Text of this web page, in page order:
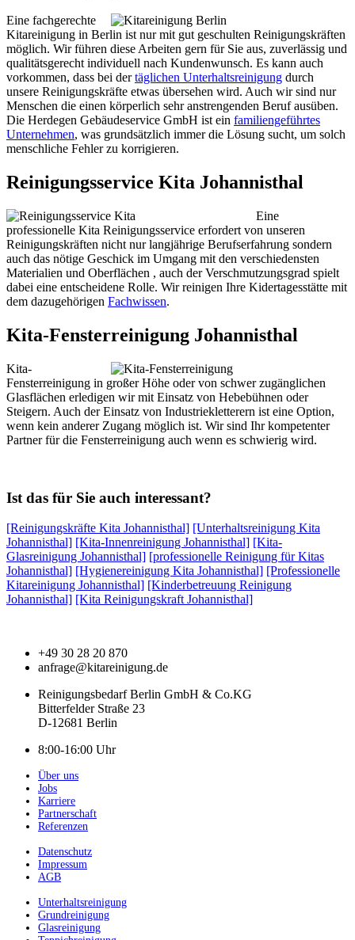
Eine fachgerechte
Kitareinigung in Berlin ist nur mit gut geschulten Reinigungskräften
möglich. Wir führen diese Arbeiten gern für Sie aus, zuverlässig und
qualitätsgerecht individuell nach Kundenwunsch. Es kann auch
vorkommen, dass bei dertäglichen Unterhaltsreinigung durch
unsere Reinigungskräfte etwas übersehen wird. Auch wir sind nur
Menschen die einen körperlich sehr anstrengenden Beruf ausüben.
Die Herdegen Gebäudeservice GmbH ist ein familiengeführtes
Unternehmen, was grundsätzlich immer die Lösung sucht, um solch
menschliche Fehler zu korrigieren.
Reinigungsservice Kita Johannisthal
Eine
professionelle Kita Reinigungsservice erfordert von unseren
Reinigungskräften nicht nur langjährige Berufserfahrung sondern
auch das nötige Geschick im Umgang mit den verschiedensten
Materialien und Oberflächen , auch der Verschmutzungsgrad spielt
dabei eine entscheidene Rolle. Wir reinigen Ihre Kidertagesstätte mit
dem dazugehörigen Fachwissen.
Kita-Fensterreinigung Johannisthal
Kita-
Fensterreinigung in großer Höhe oder von schwer zugänglichen
Glasflächen erledigen wir mit Einsatz von Hebebühnen oder
Steigern. Auch der Einsatz von Industriekletterern ist eine Option,
wenn kein anderer Zugang möglich ist. Wir sind Ihr kompetenter
Partner für die Fensterreinigung auch wenn es schwierig wird.
Ist das für Sie auch interessant?
[Reinigungskräfte Kita Johannisthal] [Unterhaltsreinigung Kita
Johannisthal] [Kita-Innenreinigung Johannisthal] [Kita-
Glasreinigung Johannisthal] [professionelle Reinigung für Kitas
Johannisthal] [Hygienereinigung Kita Johannisthal] [Professionelle
Kitareinigung Johannisthal] [Kinderbetreuung Reinigung
Johannisthal] [Kita Reinigungskraft Johannisthal]
+49 30 28 20 870
anfrage@kitareinigung.de
Reinigungsbedarf Berlin GmbH & Co.KG
Bitterfelder Straße 23
D-12681 Berlin
8:00-16:00 Uhr
Über uns
Jobs
Karriere
Partnerschaft
Referenzen
Datenschutz
Impressum
AGB
Unterhaltsreinigung
Grundreinigung
Glasreinigung